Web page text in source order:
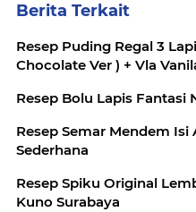
Berita Terkait
Resep Puding Regal 3
Chocolate Ver ) + Vla
Resep Bolu Lapis Fantasi
Resep Semar Mendem
Sederhana
Resep Spiku Original
Kuno Surabaya